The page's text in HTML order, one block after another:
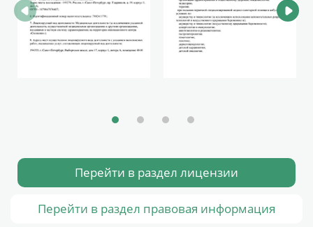
Перейти в раздел лицензии
Перейти в раздел правовая информация